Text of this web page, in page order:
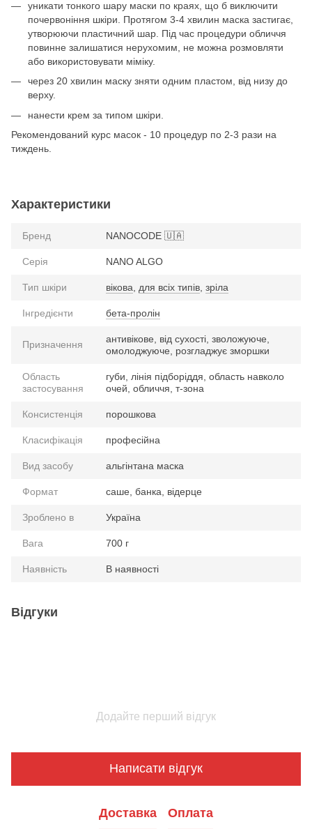
уникати тонкого шару маски по краях, що б виключити
почервоніння шкіри. Протягом 3-4 хвилин маска застигає,
утворюючи пластичний шар. Під час процедури обличчя
повинне залишатися нерухомим, не можна розмовляти
або використовувати міміку.
через 20 хвилин маску зняти одним пластом, від низу до
верху.
нанести крем за типом шкіри.
Рекомендований курс масок - 10 процедур по 2-3 рази на
тиждень.
Характеристики
Бренд NANOCODE 🇺🇦
Серія NANO ALGO
Тип шкіри вікова для всіх типів зріла
Інгредієнти бета-пролін
Призначення
антивікове, від сухості, зволожуюче,
омолоджуюче, розгладжує зморшки
Область
застосування
губи, лінія підборіддя, область навколо
очей, обличчя, т-зона
Консистенція порошкова
Класифікація професійна
Вид засобу альгінтана маска
Формат саше, банка, відерце
Зроблено в Україна
Вага 700 г
Наявність В наявності
Відгуки
Додайте перший відгук
Написати відгук
Доставка Оплата